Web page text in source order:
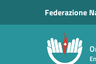
Vai al menu di
Federazione